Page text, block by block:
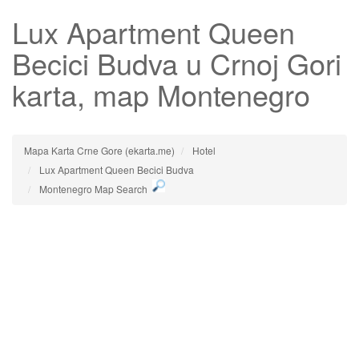
Lux Apartment Queen
Becici Budva u Crnoj Gori
karta, map Montenegro
Mapa Karta Crne Gore (ekarta.me)
Hotel
Lux Apartment Queen Becici Budva
Montenegro Map Search